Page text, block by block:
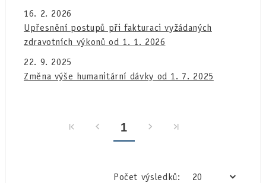
16. 2. 2026
Upřesnění postupů při fakturaci vyžádaných
zdravotních výkonů od 1. 1. 2026
22. 9. 2025
Změna výše humanitární dávky od 1. 7. 2025
1
Počet výsledků: